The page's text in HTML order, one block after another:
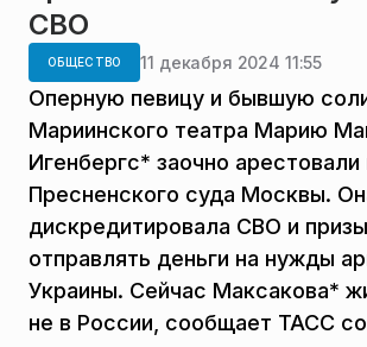
СВО
ОБЩЕСТВО 11 декабря 2024 11:55
Оперную певицу и бывшую
Мариинского театра Марию
Игенбергс* заочно
Пресненского суда Москвы.
дискредитировала СВО и
отправлять деньги на нужды
Украины. Сейчас Максакова*
не в России, сообщает ТАСС